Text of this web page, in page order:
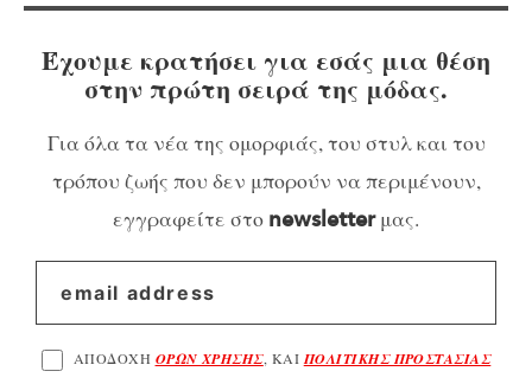
Έχουμε κρατήσει για εσάς μια θέση
στην πρώτη σειρά της μόδας.
Για όλα τα νέα της ομορφιάς, του στυλ και του
τρόπου ζωής που δεν μπορούν να περιμένουν,
εγγραφείτε στο newsletterμας.
ΑΠΟΔΟΧΗ ΟΡΩΝ ΧΡΗΣΗΣ, ΚΑΙ ΠΟΛΙΤΙΚΗΣ ΠΡΟΣΤΑΣΙΑΣ